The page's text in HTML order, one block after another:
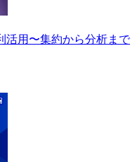
活用〜集約から分析まで